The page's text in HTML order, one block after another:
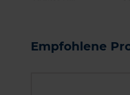
Empfohlene